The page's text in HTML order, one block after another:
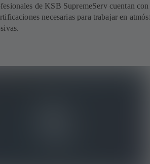
de KSB SupremeServ cuentan con
necesarias para trabajar en